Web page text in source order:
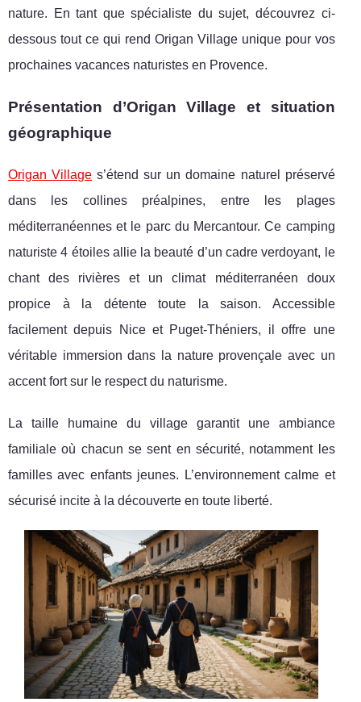
nature. En tant que spécialiste du sujet, découvrez ci-
dessous tout ce qui rend Origan Village unique pour vos
prochaines vacances naturistes en Provence.
Présentation d’Origan Village et situation
géographique
Origan Village s’étend sur un domaine naturel préservé
dans les collines préalpines, entre les plages
méditerranéennes et le parc du Mercantour. Ce camping
naturiste 4 étoiles allie la beauté d’un cadre verdoyant, le
chant des rivières et un climat méditerranéen doux
propice à la détente toute la saison. Accessible
facilement depuis Nice et Puget-Théniers, il offre une
véritable immersion dans la nature provençale avec un
accent fort sur le respect du naturisme.
La taille humaine du village garantit une ambiance
familiale où chacun se sent en sécurité, notamment les
familles avec enfants jeunes. L’environnement calme et
sécurisé incite à la découverte en toute liberté.